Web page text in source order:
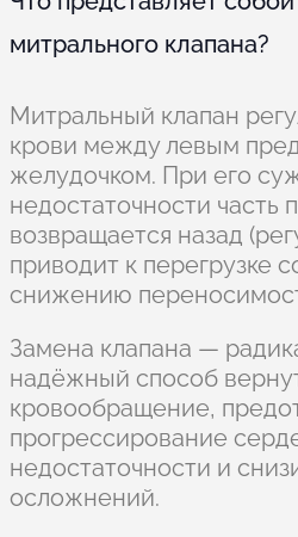
митрального клапана?
Митральный клапан
крови между левым
желудочком. При его
недостаточности часть
возвращается назад
приводит к перегрузке
снижению
Замена клапана —
надёжный способ
кровообращение,
прогрессирование
недостаточности и
осложнений.